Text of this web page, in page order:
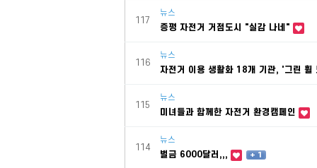
117
뉴스
증평 자전거 거점도시 "실감 나네"
116
뉴스
자전거 이용 생활화 18개 기관, '그린
115
뉴스
미녀들과 함께한 자전거 환경캠페인
114
뉴스
벌금 6000달러,,, + 1